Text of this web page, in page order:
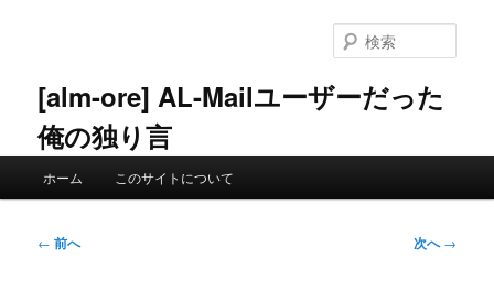
ン
へ
[alm-ore] AL-Mailユーザーだった
俺の独り言
索
ホーム このサイトについて
投
← 前へ 次へ→